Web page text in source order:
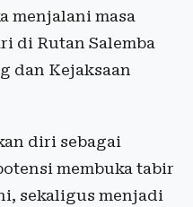
menjalani masa
di Rutan Salemba
dan Kejaksaan
diri sebagai
membuka tabir
sekaligus menjadi